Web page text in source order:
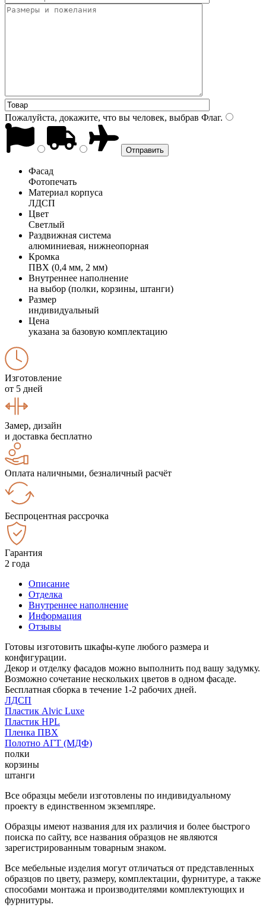
Пожалуйста, докажите, что вы человек, выбрав Флаг.
Фасад
Фотопечать
Материал корпуса
ЛДСП
Цвет
Светлый
Раздвижная система
алюминиевая, нижнеопорная
Кромка
ПВХ (0,4 мм, 2 мм)
Внутреннее наполнение
на выбор (полки, корзины, штанги)
Размер
индивидуальный
Цена
указана за базовую комплектацию
Изготовление
от 5 дней
Замер, дизайн
и доставка бесплатно
Оплата наличными, безналичный расчёт
Беспроцентная рассрочка
Гарантия
2 года
Описание
Отделка
Внутреннее наполнение
Информация
Отзывы
Готовы изготовить шкафы-купе любого размера и
конфигурации.
Декор и отделку фасадов можно выполнить под вашу задумку.
Возможно сочетание нескольких цветов в одном фасаде.
Бесплатная сборка в течение 1-2 рабочих дней.
ЛДСП
Пластик Alvic Luxe
Пластик HPL
Пленка ПВХ
Полотно АГТ (МДФ)
полки
корзины
штанги
Все образцы мебели изготовлены по индивидуальному
проекту в единственном экземпляре.
Образцы имеют названия для их различия и более быстрого
поиска по сайту, все названия образцов не являются
зарегистрированным товарным знаком.
Все мебельные изделия могут отличаться от представленных
образцов по цвету, размеру, комплектации, фурнитуре, а также
способами монтажа и производителями комплектующих и
фурнитуры.